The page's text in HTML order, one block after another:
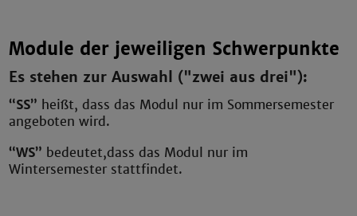
Module der jeweiligen Schwerpunkte
Es stehen zur Auswahl ("zwei aus drei"):
“SS” heißt, dass das Modul nur im Sommersemester
angeboten wird.
“WS” bedeutet,dass das Modul nur im
Wintersemester stattfindet.